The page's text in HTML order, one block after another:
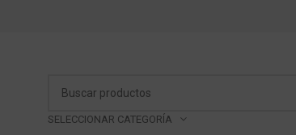
SELECCIONAR CATEGORÍA